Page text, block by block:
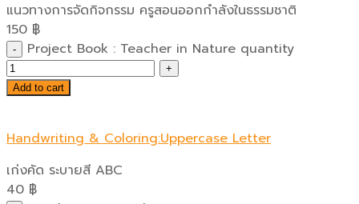
แนวทางการจัดกิจกรรม ครูสอนออกกำลังในธรรมชาติ
150 ฿
Project Book : Teacher in Nature quantity
Add to cart
Handwriting & Coloring:Uppercase Letter
เก่งคัด ระบายสี ABC
40 ฿